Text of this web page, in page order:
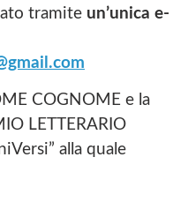
tramite un’unica e-
COGNOME e la
LETTERARIO
alla quale